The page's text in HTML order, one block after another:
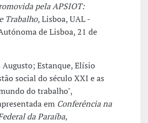
pela APSIOT:
Trabalho, Lisboa, UAL -
de Lisboa, 21 de
Augusto; Estanque, Elísio
social do século XXI e as
do trabalho",
em Conferência na
da Paraíba,